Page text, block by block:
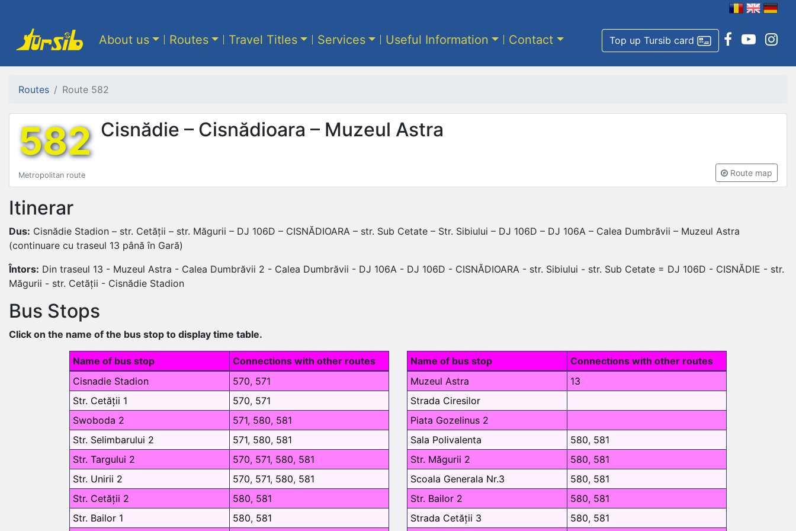
Top up Tursib card
About us Routes Travel Titles Services Useful Information Contact
Routes Route 582
582 Cisnădie – Cisnădioara – Muzeul Astra
Metropolitan route Route map
Itinerar
Dus: Cisnădie Stadion – str. Cetății – str. Măgurii – DJ 106D – CISNĂDIOARA – str. Sub Cetate – Str. Sibiului – DJ 106D – DJ 106A – Calea Dumbrăvii – Muzeul Astra
(continuare cu traseul 13 până în Gară)
Întors: Din traseul 13 - Muzeul Astra - Calea Dumbrăvii 2 - Calea Dumbrăvii - DJ 106A - DJ 106D - CISNĂDIOARA - str. Sibiului - str. Sub Cetate = DJ 106D - CISNĂDIE - str.
Măgurii - str. Cetății - Cisnădie Stadion
Bus Stops
Click on the name of the bus stop to display time table.
Name of bus stop
Connections with other routes
Cisnadie Stadion
570, 571
Str. Cetății 1
570, 571
Swoboda 2
571, 580, 581
Str. Selimbarului 2
571, 580, 581
Str. Targului 2
570, 571, 580, 581
Str. Unirii 2
570, 571, 580, 581
Str. Cetății 2
580, 581
Str. Bailor 1
580, 581
Name of bus stop
Connections with other routes
Muzeul Astra
13
Strada Ciresilor
Piata Gozelinus 2
Sala Polivalenta
580, 581
Str. Măgurii 2
580, 581
Scoala Generala Nr.3
580, 581
Str. Bailor 2
580, 581
Strada Cetății 3
580, 581